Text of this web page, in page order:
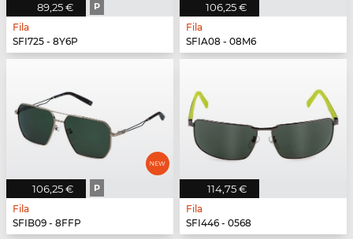
89,25 € P
Fila
SFI725 - 8Y6P
106,25 €
Fila
SFIA08 - 08M6
106,25 € P
Fila
SFIB09 - 8FFP
114,75 €
Fila
SFI446 - 0568